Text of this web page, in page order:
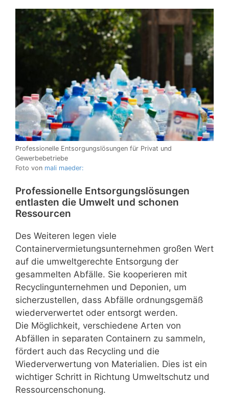
Professionelle Entsorgungslösungen für Privat und
Gewerbebetriebe
Foto von mali maeder:
Professionelle Entsorgungslösungen
entlasten die Umwelt und schonen
Ressourcen
Des Weiteren legen viele
Containervermietungsunternehmen großen Wert
auf die umweltgerechte Entsorgung der
gesammelten Abfälle. Sie kooperieren mit
Recyclingunternehmen und Deponien, um
sicherzustellen, dass Abfälle ordnungsgemäß
wiederverwertet oder entsorgt werden.
Die Möglichkeit, verschiedene Arten von
Abfällen in separaten Containern zu sammeln,
fördert auch das Recycling und die
Wiederverwertung von Materialien. Dies ist ein
wichtiger Schritt in Richtung Umweltschutz und
Ressourcenschonung.